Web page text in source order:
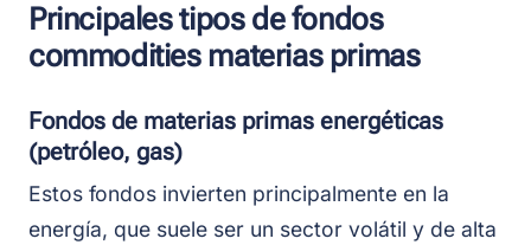
Principales tipos de fondos
commodities materias primas
Fondos de materias primas energéticas
(petróleo, gas)
Estos fondos invierten principalmente en la
energía, que suele ser un sector volátil y de alta